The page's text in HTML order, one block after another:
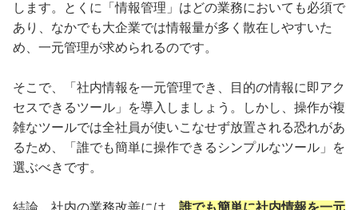
します。とくに「情報管理」はどの業務においても必須で
あり、なかでも大企業では情報量が多く散在しやすいた
め、一元管理が求められるのです。
そこで、「社内情報を一元管理でき、目的の情報に即アク
セスできるツール」を導入しましょう。しかし、操作が複
雑なツールでは全社員が使いこなせず放置される恐れがあ
るため、「誰でも簡単に操作できるシンプルなツール」を
選ぶべきです。